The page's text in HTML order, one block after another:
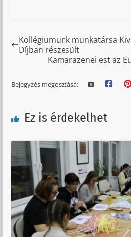
Kollégiumunk munkatársa
Díjban részesült
Kamarazenei est az
Bejegyzés megosztása:
Ez is érdekelhet